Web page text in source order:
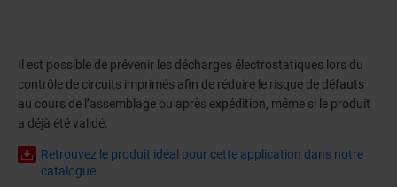
Il est possible de prévenir les décharges électrostatiques lors du
contrôle de circuits imprimés afin de réduire le risque de défauts
au cours de l’assemblage ou après expédition, même si le produit
a déjà été validé.
Retrouvez le produit idéal pour cette application dans notre
catalogue.